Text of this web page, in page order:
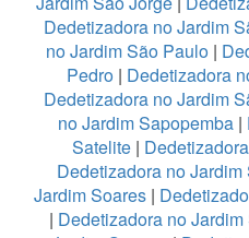
Dedetizadora no Jardim
no Jardim São Paulo |
Pedro| Dedetizadora
Dedetizadora no Jardim
no Jardim Sapopemba|
Satelite|
Dedetizadora no Jardim
Jardim Soares|
| Dedetizadora no Jardim